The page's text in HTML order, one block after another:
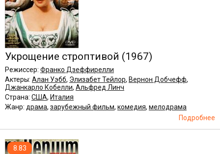
Укрощение строптивой (1967)
Режиссер: Франко Дзеффирелли
Актеры: Алан Уэбб, Элизабет Тейлор, Вернон Добчефф,
Джанкарло Кобелли, Альфред Линч
Страна: США, Италия
Жанр: драма, зарубежный фильм, комедия, мелодрама
Подробнее
8.83